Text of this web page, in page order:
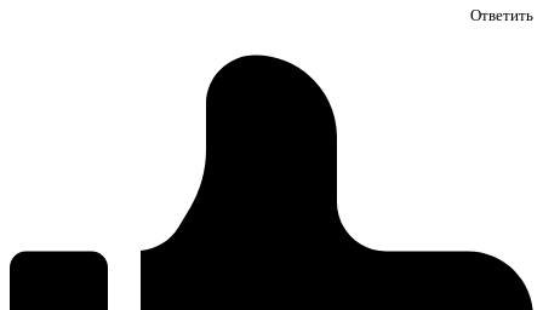
Ответить